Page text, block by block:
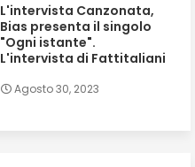
L'intervista Canzonata,
Bias presenta il singolo
"Ogni istante".
L'intervista di Fattitaliani
Agosto 30, 2023